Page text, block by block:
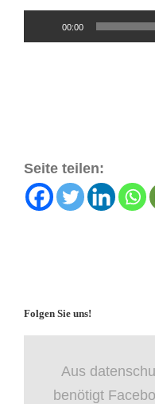
Audio-
Player
00:00
Seite teilen:
Folgen Sie uns!
Aus
benötigt